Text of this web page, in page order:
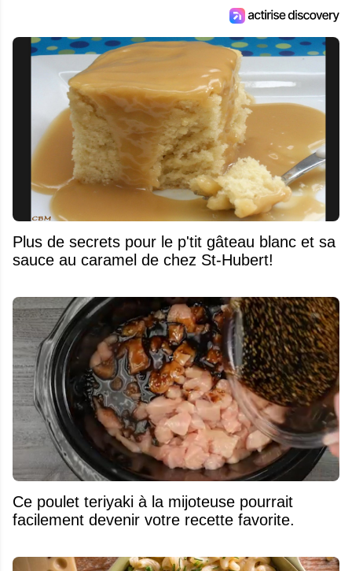
Plus de secrets pour le p'tit gâteau blanc et sa
sauce au caramel de chez St-Hubert!
Ce poulet teriyaki à la mijoteuse pourrait
facilement devenir votre recette favorite.